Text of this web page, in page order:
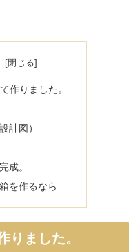
作りました。
計図）
成。
を作るなら
りました。